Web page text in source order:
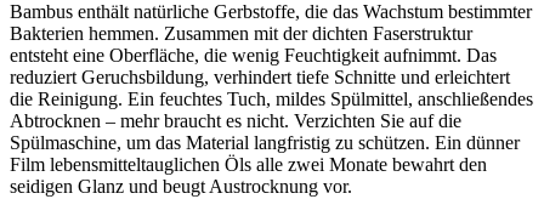
Bambus enthält natürliche Gerbstoffe, die das Wachstum bestimmter
Bakterien hemmen. Zusammen mit der dichten Faserstruktur
entsteht eine Oberfläche, die wenig Feuchtigkeit aufnimmt. Das
reduziert Geruchsbildung, verhindert tiefe Schnitte und erleichtert
die Reinigung. Ein feuchtes Tuch, mildes Spülmittel, anschließendes
Abtrocknen – mehr braucht es nicht. Verzichten Sie auf die
Spülmaschine, um das Material langfristig zu schützen. Ein dünner
Film lebensmittel­tauglichen Öls alle zwei Monate bewahrt den
seidigen Glanz und beugt Austrocknung vor.